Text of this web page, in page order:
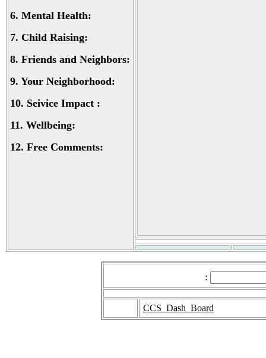
6. Mental Health:
7. Child Raising:
8. Friends and Neighbors:
9. Your Neighborhood:
10. Seivice Impact :
11. Wellbeing:
12. Free Comments:
:
CCS_Dash_Board